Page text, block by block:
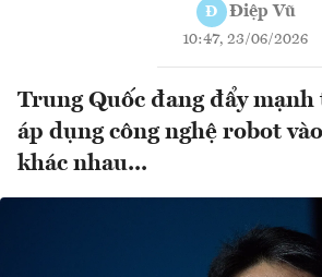
Đ Điệp Vũ
10:47, 23/06/2026
Trung Quốc đang đẩy mạnh
áp dụng công nghệ robot
khác nhau...